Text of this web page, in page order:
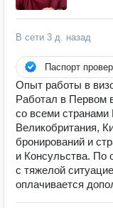
В сети 3 д. назад
Паспорт
Опыт работы в
Работал в Первом
со всеми
Великобритания,
бронирований и
и Консульства. По
с тяжелой
оплачивается